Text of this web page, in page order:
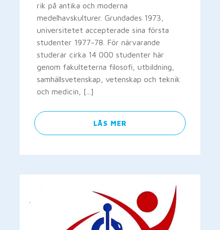
rik på antika och moderna
medelhavskulturer. Grundades 1973,
universitetet accepterade sina första
studenter 1977-78. För närvarande
studerar cirka 14 000 studenter här
genom fakulteterna filosofi, utbildning,
samhällsvetenskap, vetenskap och teknik
och medicin, [...]
LÄS MER